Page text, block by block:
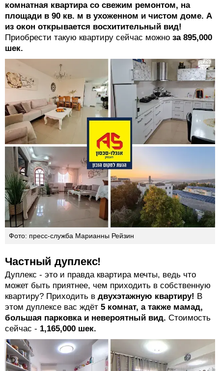
комнатная квартира со свежим ремонтом, на
площади в 90 кв. м в ухоженном и чистом доме. А
из окон открывается восхитительный вид!
Приобрести такую квартиру сейчас можно за 895,000
шек.
Фото: пресс-служба Марианны Рейзин
Частный дуплекс!
Дуплекс - это и правда квартира мечты, ведь что
может быть приятнее, чем приходить в собственную
квартиру? Приходить в двухэтажную квартиру! В
этом дуплексе вас ждёт 5 комнат, а также мамад,
большая парковка и невероятный вид. Стоимость
сейчас - 1,165,000 шек.